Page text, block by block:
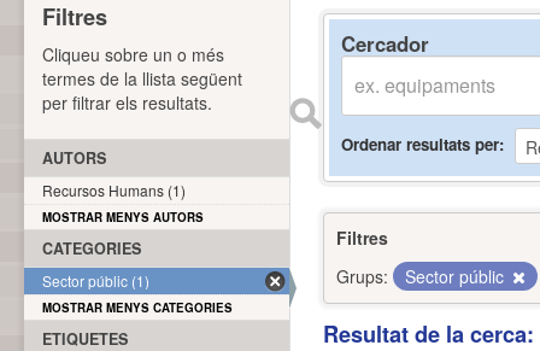
Cercador
Ordenar resultats per
Filtres
Grups:
Sector públic
Resultat de la
Filtres
Cliqueu sobre un o més
termes de la llista següent
per filtrar els resultats.
AUTORS
Recursos Humans (1)
MOSTRAR MENYS AUTORS
CATEGORIES
Sector públic (1)
MOSTRAR MENYS CATEGORIES
ETIQUETES